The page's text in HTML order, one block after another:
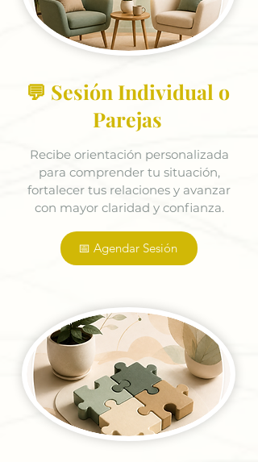
💬 Sesión Individual o
Parejas
Recibe orientación personalizada
para comprender tu situación,
fortalecer tus relaciones y avanzar
con mayor claridad y confianza.
📅 Agendar Sesión